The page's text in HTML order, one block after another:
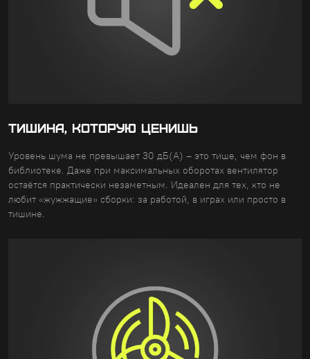
ТИШИНА, КОТОРУЮ ЦЕНИШЬ
Уровень шума не превышает 30 дБ(A) – это тише, чем фон в
библиотеке. Даже при максимальных оборотах вентилятор
остаётся практически незаметным. Идеален для тех, кто не
любит «жужжащие» сборки: за работой, в играх или просто в
тишине.